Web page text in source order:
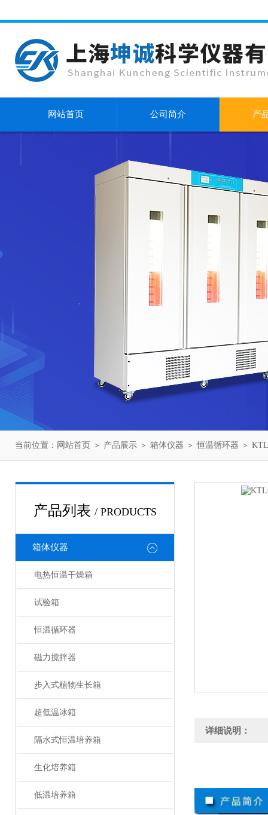
网站首页 公司简介 产
当前位置： 网站首页 ＞ 产品展示 ＞ 箱体仪器 ＞恒温循环器 ＞
产品列表 / PRODUCTS
箱体仪器
电热恒温干燥箱
试验箱
恒温循环器
磁力搅拌器
步入式植物生长箱
超低温冰箱
隔水式恒温培养箱
生化培养箱
低温培养箱
详细说明：